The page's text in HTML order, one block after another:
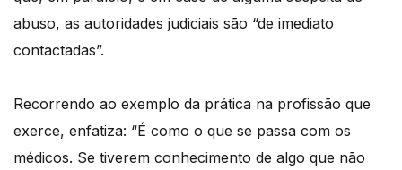
abuso, as autoridades judiciais são “de imediato
contactadas”.
Recorrendo ao exemplo da prática na profissão que
exerce, enfatiza: “É como o que se passa com os
médicos. Se tiverem conhecimento de algo que não